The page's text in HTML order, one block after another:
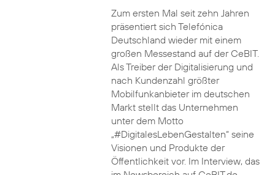
Zum ersten Mal seit zehn Jahren
präsentiert sich Telefónica
Deutschland wieder mit einem
großen Messestand auf der CeBIT.
Als Treiber der Digitalisierung und
nach Kundenzahl größter
Mobilfunkanbieter im deutschen
Markt stellt das Unternehmen
unter dem Motto
„#DigitalesLebenGestalten“ seine
Visionen und Produkte der
Öffentlichkeit vor. Im Interview, das